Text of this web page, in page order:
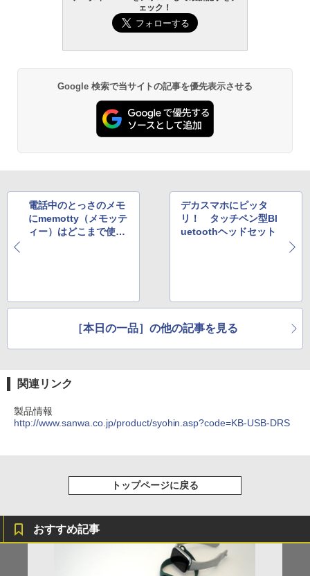
ェック！
Google 検索で当サイトの記事を優先表示させる
電話中のとっさのメモ
にmemotty（メモッテ
ィー）はどこまで使え
デカスマホにピッタ
リ！ タッチペン型Bl
uetoothヘッドセット
［本日の一品］の他の記事を見る
関連リンク
製品情報
http://www.sanwa.co.jp/product/syohin.asp?code=KB-USB-DRS
トップページに戻る
おすすめ記事